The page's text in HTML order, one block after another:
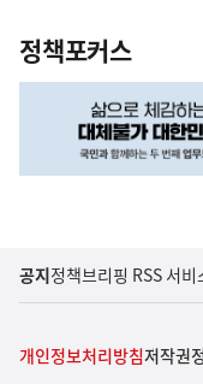
정책포커스
공지정책브리핑 RSS 서
개인정보처리방침저작권